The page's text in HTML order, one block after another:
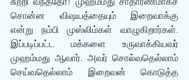
சொன்ன விஷயத்தையும் இறைவாக்கு
என்று நம்பி முஸ்லிம்கள் வாழுகிறார்கள்.
இப்படிப்பட்ட மக்களை உருவாக்கியவர்
முஹம்மது ஆவார். அவர் சொல்வதெல்லாம்
செய்வதெல்லாம் இறைவன் கொடுத்த